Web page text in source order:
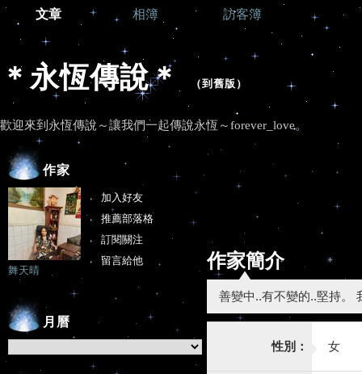
＊永恆傳說＊ （到舊版 ）
歡迎來到永恆傳說～讓我們一起傳說永恆～forever_love。
文章 相簿 訪客簿
作家簡介
善變中..有不變的..堅持。
性別： 女
作家
加入好友
推薦部落格
訂閱關注
留言給他
舞天晴
月曆